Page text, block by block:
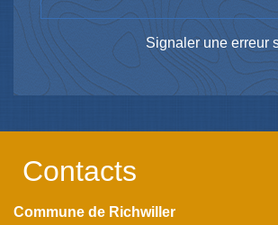
Signaler une erreur
Contacts
Commune de Richwiller